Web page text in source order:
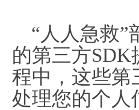
“人人急救”
的第三方
程中，这些第
处理您的个人